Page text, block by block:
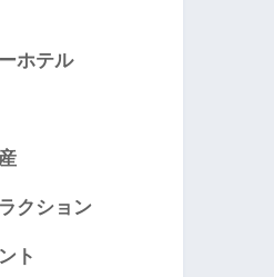
ホテル
クション
ト